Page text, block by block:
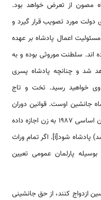
مصون از تعرض خواهد بود.
مورد تصویب قرار گیرد و
اعمال پادشاه بر عهده
اند. سلطنت موروثی بوده و به
شد و چنانچه پادشاه پسری
خواهید رسید. تخت و تاج
جانشین اوست. قوانین دوران
فرانکو نقش زن را نمی‌پذیرفت اما در قانون اساسی 1987 به زن اجازه داده
شد که (اگر در نسل همزمان او مردی نباشد) ­پادشاه شود[i]. اگر تمام وراث
پارلمان عمومی تعیین
ازدواج کنند، از حق جانشینی